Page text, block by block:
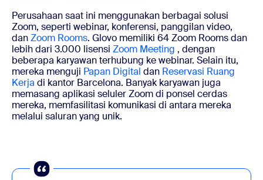
Perusahaan saat ini menggunakan berbagai solusi
Zoom, seperti webinar, konferensi, panggilan video,
danZoom Rooms. Glovo memiliki 64 Zoom Rooms dan
lebih dari 3.000 lisensi Zoom Meeting , dengan
beberapa karyawan terhubung ke webinar. Selain itu,
mereka menguji Papan Digital dan Reservasi Ruang
Kerja di kantor Barcelona. Banyak karyawan juga
memasang aplikasi seluler Zoom di ponsel cerdas
mereka, memfasilitasi komunikasi di antara mereka
melalui saluran yang unik.